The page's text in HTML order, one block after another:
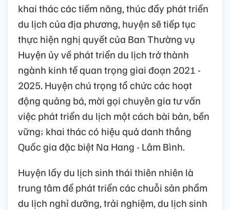
khai thác các tiềm năng, thúc đẩy phát triển
du lịch của địa phương, huyện sẽ tiếp tục
thực hiện nghị quyết của Ban Thường vụ
Huyện ủy về phát triển du lịch trở thành
ngành kinh tế quan trọng giai đoạn 2021 -
2025. Huyện chú trọng tổ chức các hoạt
động quảng bá, mời gọi chuyên gia tư vấn
việc phát triển du lịch một cách bài bản, bền
vững; khai thác có hiệu quả danh thắng
Quốc gia đặc biệt Na Hang - Lâm Bình.
Huyện lấy du lịch sinh thái thiên nhiên là
trung tâm để phát triển các chuỗi sản phẩm
du lịch nghỉ dưỡng, trải nghiệm, du lịch sinh